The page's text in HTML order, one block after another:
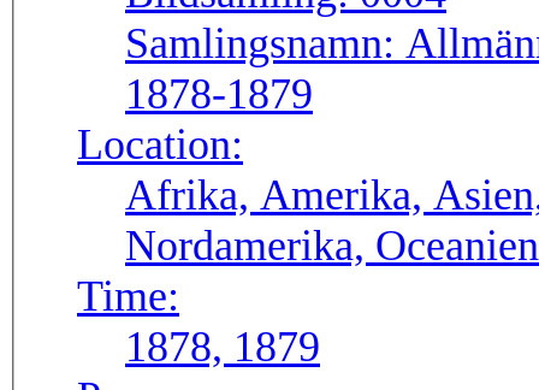
Samlingsnamn:
1878-1879
Location:
Afrika, Amerika,
Nordamerika, Oceanien
Time:
1878, 1879